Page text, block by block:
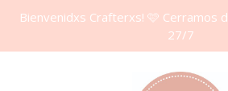
Bienvenidxs Crafterxs! 🩷 Cerramos
27/7